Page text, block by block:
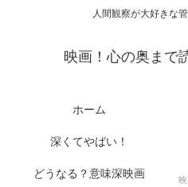
人間観察が大好きな
映画！心の奥まで
ホーム
深くてやばい！
どうなる？意味深映画